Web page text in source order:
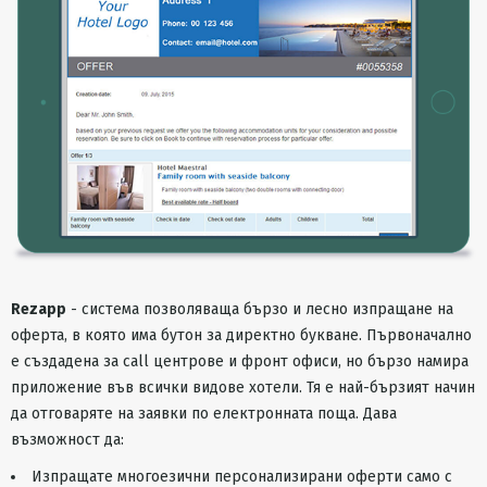
Rezapp - система позволяваща бързо и лесно изпращане на
оферта, в която има бутон за директно букване. Първоначално
е създадена за call центрове и фронт офиси, но бързо намира
приложение във всички видове хотели. Тя е най-бързият начин
да отговаряте на заявки по електронната поща. Дава
възможност да:
Изпращате многоезични персонализирани оферти само с